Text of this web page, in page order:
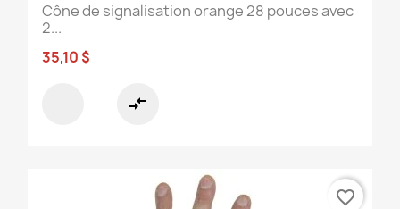
Cône de signalisation orange 28 pouces avec
2...
35,10 $
compare_arrows
favorite_border